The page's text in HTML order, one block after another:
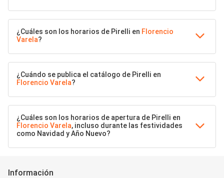
¿Cuáles son los horarios de Pirelli en Florencio
Varela?
¿Cuándo se publica el catálogo de Pirelli en
Florencio Varela?
¿Cuáles son los horarios de apertura de Pirelli en
Florencio Varela, incluso durante las festividades
como Navidad y Año Nuevo?
Información